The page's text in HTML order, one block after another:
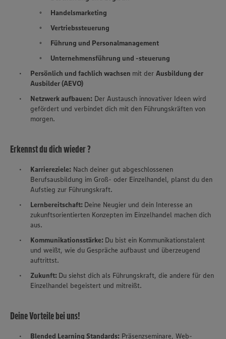
Handelsmarketing
Vertriebssteuerung
Führung und Personalmanagement
Unternehmensführung und -steuerung
Persönlich und fachlich wachsen mit der Ausbildung der
Ausbilder (AEVO)
Netzwerk aufbauen: Der Austausch innovativer Ideen wird
gefördert und verbindet dich mit den Führungskräften von
morgen.
Erkennst du dich wieder ?
Karriereziele: Nach deiner gut abgeschlossenen
Berufsausbildung im Groß- oder Einzelhandel, planst du den
Aufstieg zur Führungskraft.
Lernbereitschaft: Deine Neugier und dein Interesse an
zukunftsorientierten Konzepten im Einzelhandel machen dich
aus.
Kommunikationsstärke: Du bist ein Kommunikationstalent
und weißt, wie du Gespräche aufbaust und überzeugend
auftrittst.
Zukunft: Du siehst dich als Führungskraft, die andere für den
Einzelhandel begeistert und mitreißt.
Deine Vorteile bei uns!
Blended Learning Standards: Präsenzseminare, Web-